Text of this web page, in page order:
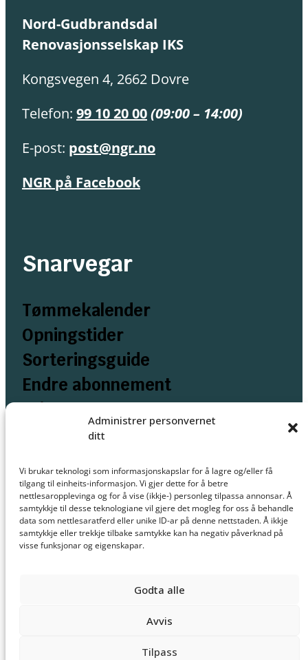
Administrer personvernet
ditt
Vi brukar teknologi som informasjonskapslar for å lagre og/eller få
tilgang til einheits-informasjon. Vi gjer dette for å betre
nettlesaropplevinga og for å vise (ikkje-) personleg tilpassa annonsar. Å
samtykkje til desse teknologiane vil gjere det mogleg for oss å behandle
data som nettlesaratferd eller unike ID-ar på denne nettstaden. Å ikkje
samtykkje eller trekkje tilbake samtykke kan ha negativ påverknad på
visse funksjonar og eigenskapar.
Godta alle
Avvis
Tilpass
Nord-Gudbrandsdal
Renovasjonsselskap IKS
Kongsvegen 4, 2662 Dovre
Telefon: 99 10 20 00(09:00 – 14:00)
E-post: post@ngr.no
NGR på Facebook
Snarvegar
Tømmekalender
Opningstider
Sorteringsguide
Endre abonnement
Prisar
Melde avvik/rapporter problem
Informasjonskapsler